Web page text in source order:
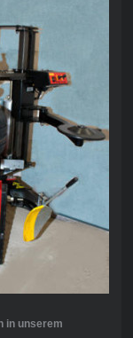
in unserem